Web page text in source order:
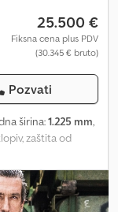
25.500 €
Fiksna cena plus PDV
(30.345 € bruto)
Pozvati
širina:1.225 mm,
zaštita od
hidraulično
osovina,
skladišta: kod